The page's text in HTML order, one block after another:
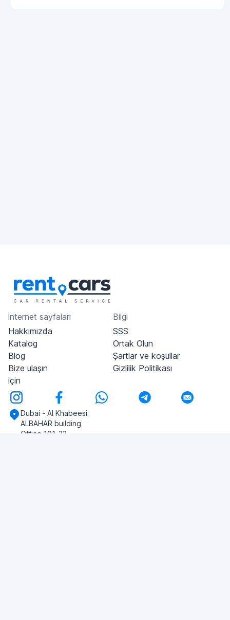
İnternet sayfaları
Hakkımızda
Katalog
Blog
Bize ulaşın
için
Bilgi
SSS
Ortak Olun
Şartlar ve koşullar
Gizlilik Politikası
Dubai - Al Khabeesi
ALBAHAR building
Office 101-33